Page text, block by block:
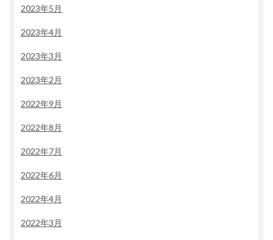
2023年5月
2023年4月
2023年3月
2023年2月
2022年9月
2022年8月
2022年7月
2022年6月
2022年4月
2022年3月